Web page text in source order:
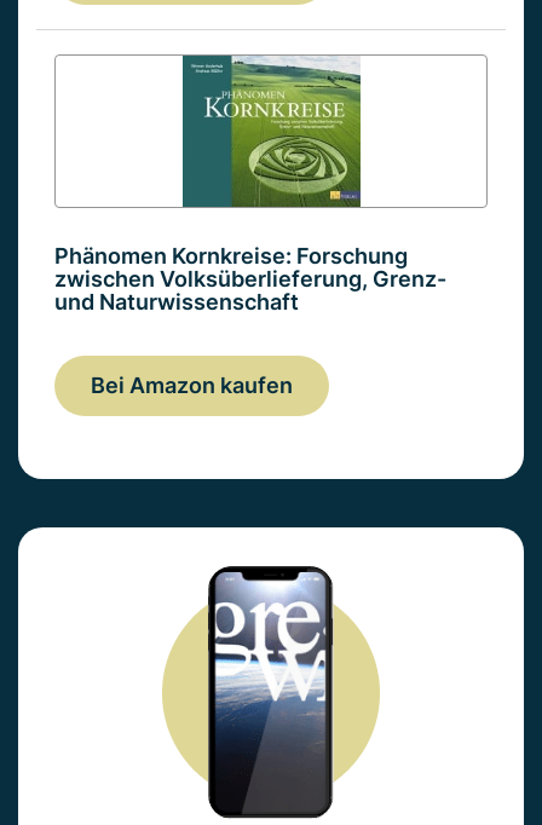
Phänomen Kornkreise: Forschung
zwischen Volksüberlieferung, Grenz-
und Naturwissenschaft
Bei Amazon kaufen